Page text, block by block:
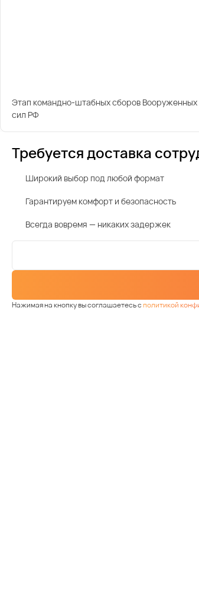
Этап командно-штабных сборов Вооруженных
сил РФ
Требуется доставка
Широкий выбор под любой формат
Гарантируем комфорт и безопасность
Всегда вовремя — никаких задержек
Нажимая на кнопку вы соглашаетесь сполитикой